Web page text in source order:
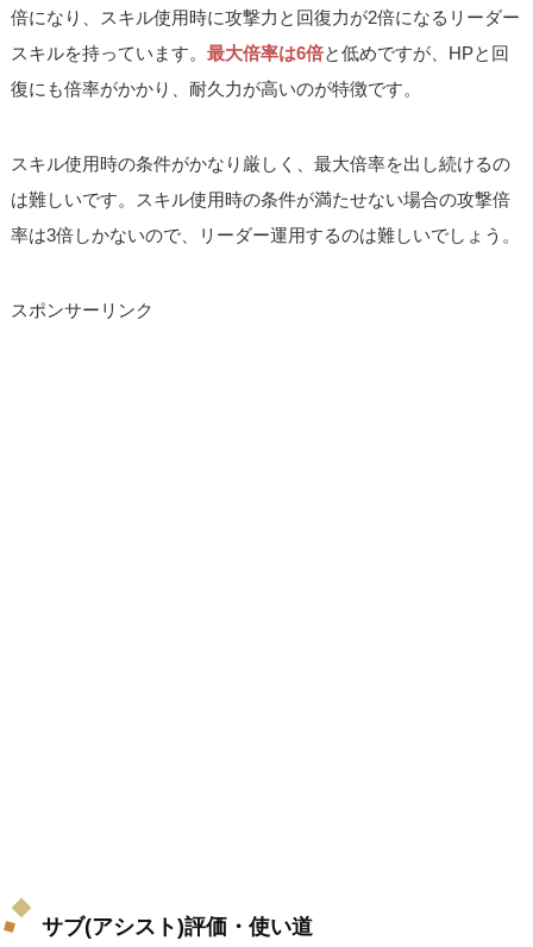
倍になり、スキル使用時に攻撃力と回復力が2倍になるリーダー
スキルを持っています。最大倍率は6倍と低めですが、HPと回
復にも倍率がかかり、耐久力が高いのが特徴です。
スキル使用時の条件がかなり厳しく、最大倍率を出し続けるの
は難しいです。スキル使用時の条件が満たせない場合の攻撃倍
率は3倍しかないので、リーダー運用するのは難しいでしょう。
スポンサーリンク
サブ(アシスト)評価・使い道